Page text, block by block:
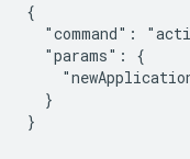
{
"command":
  "params": {
  }
}